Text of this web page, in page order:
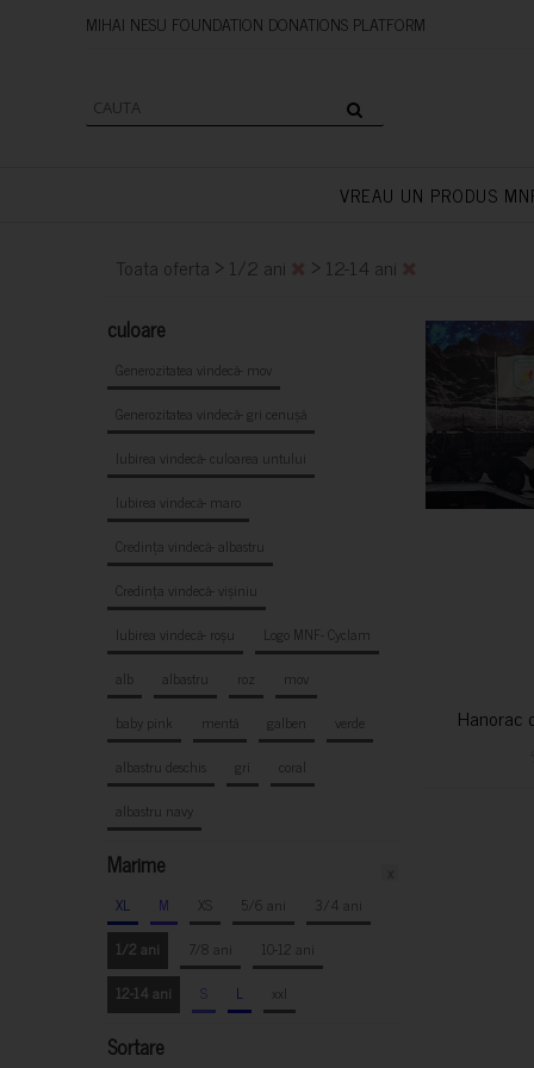
MIHAI NESU FOUNDATION
VREAU UN PRODUS
Toata oferta > 1/2 ani > 12-14 ani
culoare
Generozitatea vindecă- mov
Generozitatea vindecă- gri cenușă
Iubirea vindecă- culoarea untului
Iubirea vindecă- maro
Credința vindecă- albastru
Credința vindecă- vișiniu
Iubirea vindecă- roșu
Logo MNF- Cyclam
alb
albastru roz
mov
baby pink
mentă galben
verde
albastru deschis
gri
coral
albastru navy
Marime
XL M XS 5/6 ani
3/4 ani
1/2 ani
7/8 ani
10-12 ani
12-14 ani
S L xxl
Sortare
Hanorac